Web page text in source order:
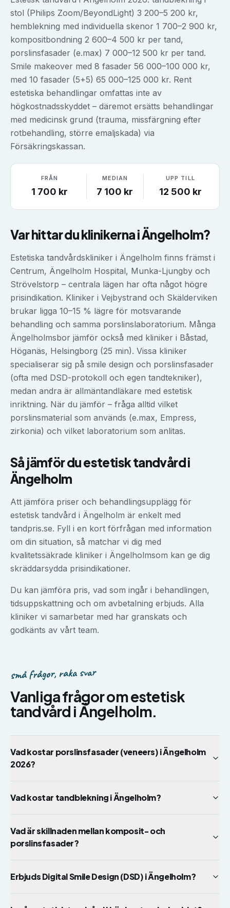
stol (Philips Zoom/BeyondLight) 3 200–5 200 kr,
hemblekning med individuella skenor 1 700–2 900 kr,
kompositbondning 2 600–4 500 kr per tand,
porslinsfasader (e.max) 7 000–12 500 kr per tand.
Smile makeover med 8 fasader 56 000–100 000 kr,
med 10 fasader (5+5) 65 000–125 000 kr. Rent
estetiska behandlingar omfattas inte av
högkostnadsskyddet – däremot ersätts behandlingar
med medicinsk grund (trauma, missfärgning efter
rotbehandling, större emaljskada) via
Försäkringskassan.
FRÅN
1 700 kr
MEDIAN
7 100 kr
UPP TILL
12 500 kr
Var hittar du klinikerna iÄngelholm?
Estetiska tandvårdskliniker i Ängelholm finns främst i
Centrum, Ängelholm Hospital, Munka-Ljungby och
Strövelstorp – centrala lägen har ofta något högre
prisindikation. Kliniker i Vejbystrand och Skälderviken
brukar ligga 10–15 % lägre för motsvarande
behandling och samma porslinslaboratorium. Många
Ängelholmsbor jämför också med kliniker i Båstad,
Höganäs, Helsingborg (25 min). Vissa kliniker
specialiserar sig på smile design och porslinsfasader
(ofta med DSD-protokoll och egen tandtekniker),
medan andra är allmäntandläkare med estetisk
inriktning. När du jämför – fråga alltid vilket
porslinsmaterial som används (e.max, Empress,
zirkonia) och vilket laboratorium som anlitas.
Så jämför duestetisk tandvårdi
Ängelholm
Att jämföra priser och behandlingsupplägg för
estetisk tandvård i Ängelholm är enkelt med
tandpris.se. Fyll i en kort förfrågan med information
om din situation, så matchar vi dig med
kvalitetssäkrade kliniker i Ängelholmsom kan ge dig
skräddarsydda prisindikationer.
Du kan jämföra pris, vad som ingår i behandlingen,
tidsuppskattning och om avbetalning erbjuds. Alla
kliniker vi samarbetar med har granskats och
godkänts av vårt team.
små frågor, raka svar
Vanliga frågor omestetisk
tandvård iÄngelholm.
Vad kostar porslinsfasader (veneers) i Ängelholm
2026?
Vad kostar tandblekning i Ängelholm?
Vad är skillnaden mellan komposit- och
porslinsfasader?
Erbjuds Digital Smile Design (DSD) i Ängelholm?